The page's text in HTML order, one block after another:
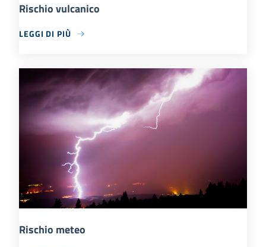
Rischio vulcanico
LEGGI DI PIÙ
Rischio meteo